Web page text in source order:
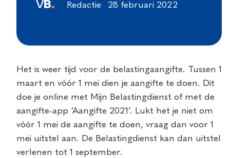
Redactie 28 februari 2022
Het is weer tijd voor de belastingaangifte. Tussen 1
maart en vóór 1 mei dien je aangifte te doen. Dit
doe je online met Mijn Belastingdienst of met de
aangifte-app ‘Aangifte 2021’. Lukt het je niet om
vóór 1 mei de aangifte te doen, vraag dan voor 1
mei uitstel aan. De Belastingdienst kan dan uitstel
verlenen tot 1 september.